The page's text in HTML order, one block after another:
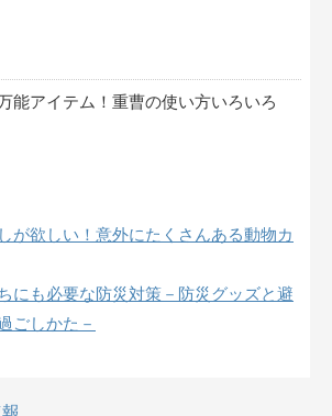
能アイテム！重曹の使い方いろいろ
が欲しい！意外にたくさんある動物カ
にも必要な防災対策－防災グッズと避
ごしかた－